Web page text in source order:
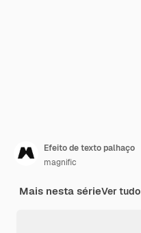
Efeito de texto palhaço
magnific
Mais nesta sérieVer tudo